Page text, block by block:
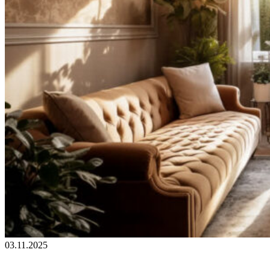
03.11.2025